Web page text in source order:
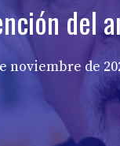
del
noviembre de